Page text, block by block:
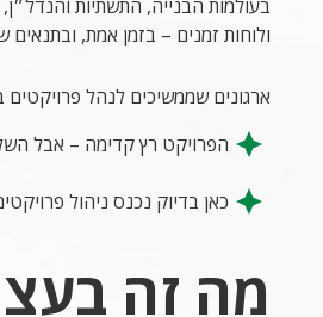
בעולמות הבנייה, התשתיות
ולוחות זמנים – בזמן אמת,
ארגונים שממשיכים לנהל
הפרויקט רץ קדימה – אבל
כאן בדיוק נכנס ניהול
מה זה